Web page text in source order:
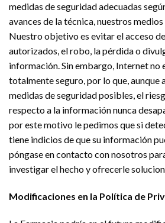
medidas de seguridad adecuadas
avances de la técnica, nuestros
Nuestro objetivo es evitar el acceso
autorizados, el robo, la pérdida o
información. Sin embargo, Internet no
totalmente seguro, por lo que, aunque
medidas de seguridad posibles, el
respecto a la información nunca
por este motivo le pedimos que si
tiene indicios de que su información
póngase en contacto con nosotros
investigar el hecho y ofrecerle
Modificaciones en la Política de